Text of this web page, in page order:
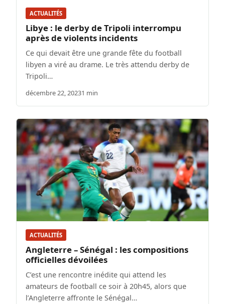
ACTUALITÉS
Libye : le derby de Tripoli interrompu
après de violents incidents
Ce qui devait être une grande fête du football
libyen a viré au drame. Le très attendu derby de
Tripoli…
décembre 22, 20231 min
ACTUALITÉS
Angleterre – Sénégal : les compositions
officielles dévoilées
C’est une rencontre inédite qui attend les
amateurs de football ce soir à 20h45, alors que
l’Angleterre affronte le Sénégal…